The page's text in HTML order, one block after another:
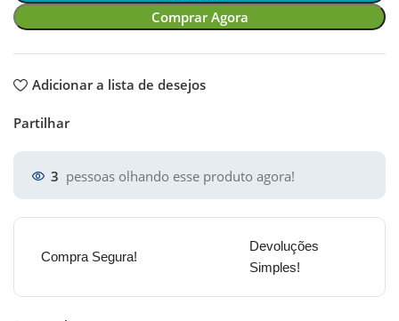
Comprar Agora
Adicionar a lista de desejos
Partilhar
3 pessoas olhando esse produto agora!
Compra Segura!
Devoluções
Simples!